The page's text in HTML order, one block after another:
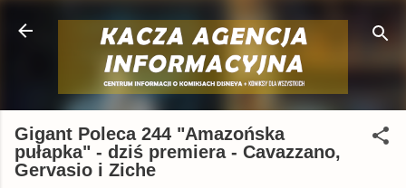
Przejdź do głównej zawartości
Gigant Poleca 244 "Amazońska
pułapka" - dziś premiera - Cavazzano,
Gervasio i Ziche